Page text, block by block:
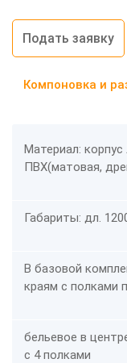
Подать заявку
Компоновка и
Материал:
ПВХ(матовая,
Габариты: дл.
В базовой
краям с полками
бельевое в
с 4 полками